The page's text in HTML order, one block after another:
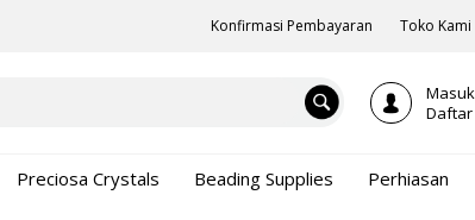
Konfirmasi Pembayaran Toko Kami
Masuk
Daftar
Preciosa Crystals Beading Supplies Perhiasan